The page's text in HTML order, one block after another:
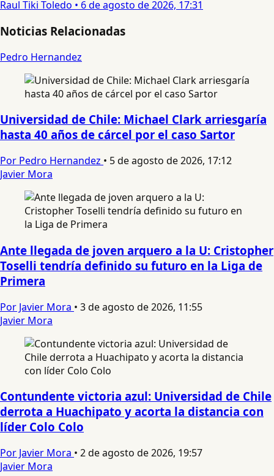
Raul Tiki Toledo • 6 de agosto de 2026, 17:31
Noticias Relacionadas
Pedro Hernandez
Universidad de Chile: Michael Clark arriesgaría
hasta 40 años de cárcel por el caso Sartor
Por Pedro Hernandez • 5 de agosto de 2026, 17:12
Javier Mora
Ante llegada de joven arquero a la U: Cristopher
Toselli tendría definido su futuro en la Liga de
Primera
Por Javier Mora • 3 de agosto de 2026, 11:55
Javier Mora
Contundente victoria azul: Universidad de Chile
derrota a Huachipato y acorta la distancia con
líder Colo Colo
Por Javier Mora • 2 de agosto de 2026, 19:57
Javier Mora